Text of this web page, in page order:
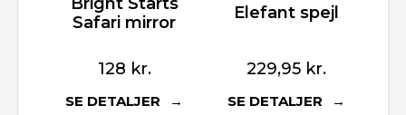
Safari mirror
128 kr.
SE DETALJER
Elefant spejl
229,95 kr.
SE DETALJER